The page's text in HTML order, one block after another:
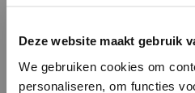
Deze website maakt gebruik
We gebruiken cookies om
personaliseren, om functies
PENN&INK N.Y